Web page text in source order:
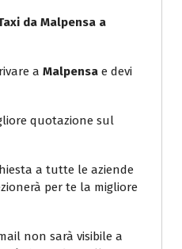
da Malpensa a
a Malpensa e devi
quotazione sul
a tutte le aziende
per te la migliore
non sarà visibile a